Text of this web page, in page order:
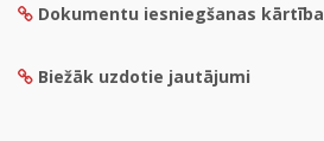
Dokumentu iesniegšanas kārtība
Biežāk uzdotie jautājumi